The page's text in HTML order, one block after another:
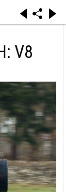
V8